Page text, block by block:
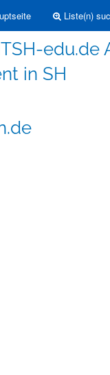
Liste(n)
edu.de
in SH